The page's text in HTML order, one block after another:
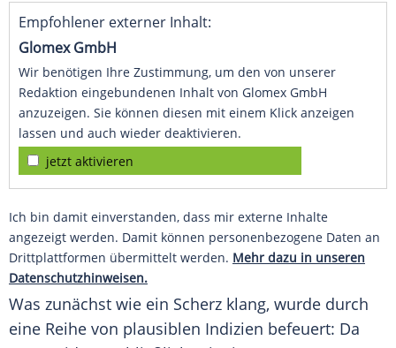
Empfohlener externer Inhalt:
Glomex GmbH
Wir benötigen Ihre Zustimmung, um den von unserer
Redaktion eingebundenen Inhalt von Glomex GmbH
anzuzeigen. Sie können diesen mit einem Klick anzeigen
lassen und auch wieder deaktivieren.
jetzt aktivieren
Ich bin damit einverstanden, dass mir externe Inhalte
angezeigt werden. Damit können personenbezogene Daten an
Drittplattformen übermittelt werden. Mehr dazu in unseren
Datenschutzhinweisen.
Was zunächst wie ein Scherz klang, wurde durch
eine Reihe von plausiblen Indizien befeuert: Da